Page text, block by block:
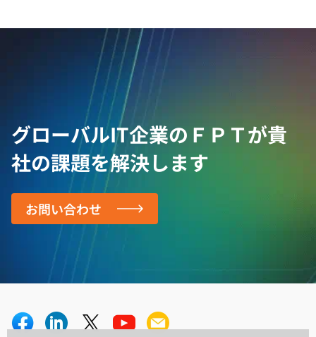
グローバルIT企業のＦＰＴが貴
社の課題を解決します
お問い合わせ